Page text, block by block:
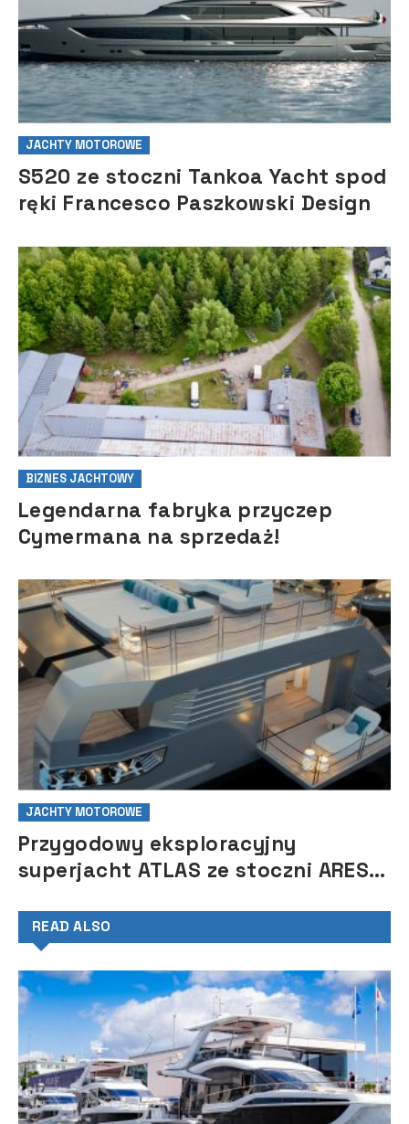
JACHTY MOTOROWE
S520 ze stoczni Tankoa Yacht spod
ręki Francesco Paszkowski Design
BIZNES JACHTOWY
Legendarna fabryka przyczep
Cymermana na sprzedaż!
JACHTY MOTOROWE
Przygodowy eksploracyjny
superjacht ATLAS ze stoczni ARES
READ ALSO